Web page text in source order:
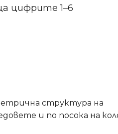
цифрите 1–6
структура на
и по посока на